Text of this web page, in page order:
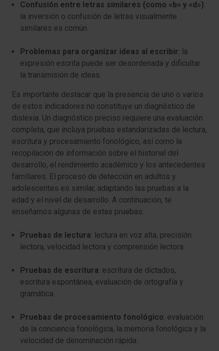
Confusión entre letras similares (como «b» y «d»):
la inversión o confusión de letras visualmente
similares es común.
Problemas para organizar ideas al escribir: la
expresión escrita puede ser desordenada y dificultar
la transmisión de ideas.
Es importante destacar que la presencia de uno o varios
de estos indicadores no constituye un diagnóstico de
dislexia. Un diagnóstico preciso requiere una evaluación
completa, que incluya pruebas estandarizadas de lectura,
escritura y procesamiento fonológico, así como la
recopilación de información sobre el historial del
desarrollo, el rendimiento académico y los antecedentes
familiares. El proceso de detección en adultos y
adolescentes es similar, adaptando las pruebas a la
edad y el nivel de desarrollo. A continuación, te
enseñamos algunas de estas pruebas:
Pruebas de lectura: lectura en voz alta, precisión
lectora, velocidad lectora y comprensión lectora.
Pruebas de escritura: escritura de dictados,
escritura espontánea, evaluación de ortografía y
gramática.
Pruebas de procesamiento fonológico: evaluación
de la conciencia fonológica, la memoria fonológica y la
velocidad de denominación rápida.